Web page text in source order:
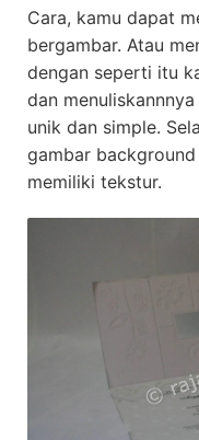
Cara, kamu dapat
bergambar. Atau
dengan seperti itu
dan
unik dan simple.
gambar
memiliki tekstur.